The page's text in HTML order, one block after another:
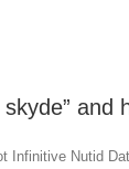
and
Infinitive Nutid